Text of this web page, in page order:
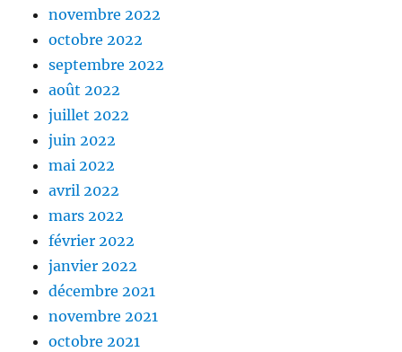
novembre 2022
octobre 2022
septembre 2022
août 2022
juillet 2022
juin 2022
mai 2022
avril 2022
mars 2022
février 2022
janvier 2022
décembre 2021
novembre 2021
octobre 2021